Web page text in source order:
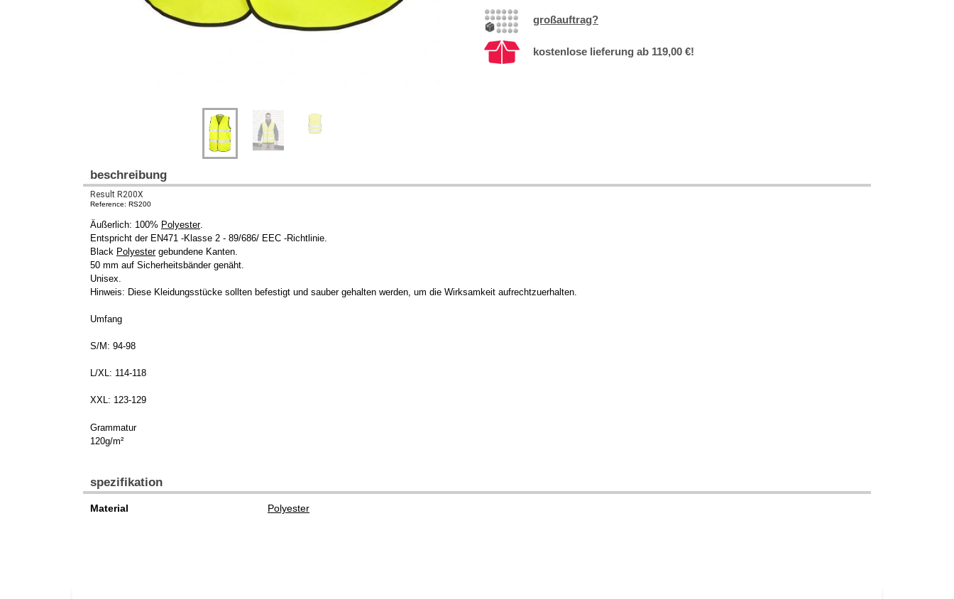
großauftrag?
kostenlose lieferung ab 119,00 €!
beschreibung
Result R200X
Reference: RS200
Äußerlich: 100% Polyester.
Entspricht der EN471 -Klasse 2 - 89/686/ EEC -Richtlinie.
Black Polyestergebundene Kanten.
50 mm auf Sicherheitsbänder genäht.
Unisex.
Hinweis: Diese Kleidungsstücke sollten befestigt und sauber gehalten werden, um die Wirksamkeit aufrechtzuerhalten.
Umfang
S/M: 94-98
L/XL: 114-118
XXL: 123-129
Grammatur
120g/m²
spezifikation
Material Polyester